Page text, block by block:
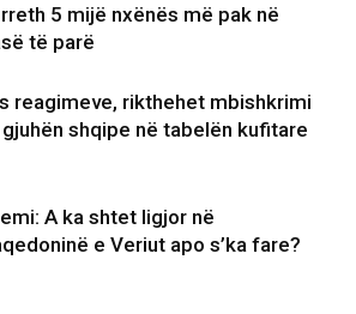
5 mijë nxënës më pak në
të parë
reagimeve, rikthehet mbishkrimi
gjuhën shqipe në tabelën kufitare
A ka shtet ligjor në
e Veriut apo s’ka fare?